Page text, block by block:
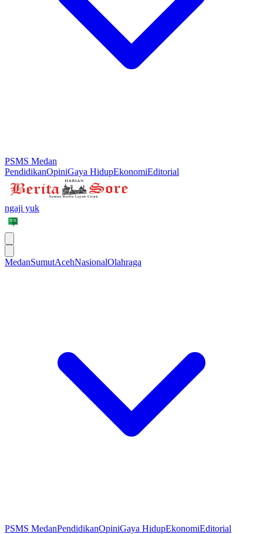
PSMS Medan
PendidikanOpiniGaya HidupEkonomiEditorial
ngaji yuk
MedanSumutAcehNasionalOlahraga
PSMS MedanPendidikanOpiniGaya HidupEkonomiEditorial